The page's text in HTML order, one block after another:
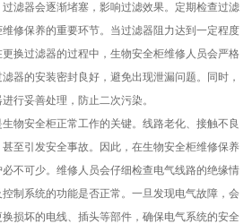
滤器会逐渐堵塞，影响过滤效果。定期检查过滤
修保养的重要环节。当过滤器阻力达到一定程度
换过滤器的过程中，生物安全柜维修人员会严格
器的安装密封良好，避免出现泄漏问题。同时，
行妥善处理，防止二次污染。
物安全柜正常工作的关键。线路老化、接触不良
至引发安全事故。因此，在生物安全柜维修保养
不可少。维修人员会仔细检查电气线路的绝缘情
制系统的功能是否正常。一旦发现电气故障，会
损坏的电线、插头等部件，确保电气系统的安全